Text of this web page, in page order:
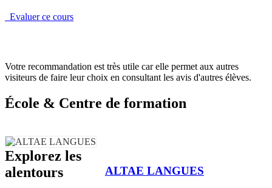
Evaluer ce cours
Votre recommandation est très utile car elle permet aux autres
visiteurs de faire leur choix en consultant les avis d'autres élèves.
École & Centre de formation
ALTAE LANGUES
Explorez les
alentours